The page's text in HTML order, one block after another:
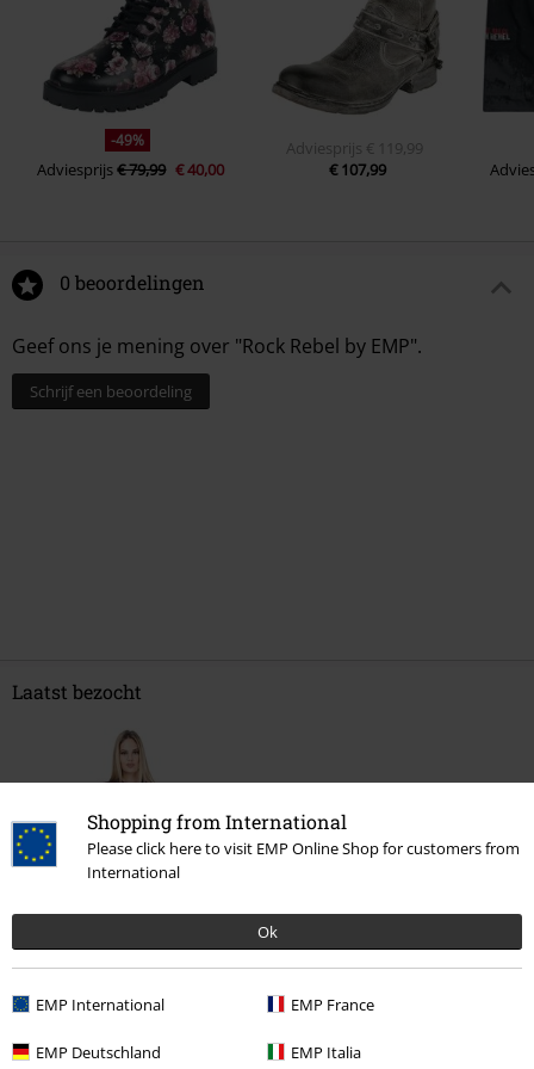
Shopping from International
Please click here to visit EMP Online Shop for customers from
International
Ok
EMP International EMP France
EMP Deutschland EMP Italia
-49%
Adviesprijs€ 79,99 € 40,00
Adviesprijs
€ 119,99
€ 107,99
0 beoordelingen
Geef ons je mening over "Rock Rebel by EMP".
Schrijf een beoordeling
Laatst bezocht
Meer categorieën. Meer opties.